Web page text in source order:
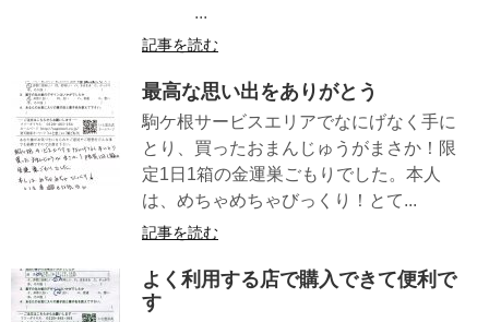
...
記事を読む
最高な思い出をありがとう
駒ケ根サービスエリアでなにげなく手に
とり、買ったおまんじゅうがまさか！限
定1日1箱の金運巣ごもりでした。本人
は、めちゃめちゃびっくり！とて...
記事を読む
よく利用する店で購入できて便利で
す